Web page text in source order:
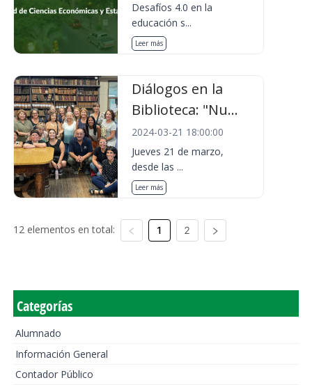
Desafíos 4.0 en la
educación s...
Leer más
Diálogos en la
Biblioteca: "Nu...
2024-03-21 18:00:00
Jueves 21 de marzo,
desde las ...
Leer más
12 elementos en total: 1 2
Categorías
Alumnado
Información General
Contador Público